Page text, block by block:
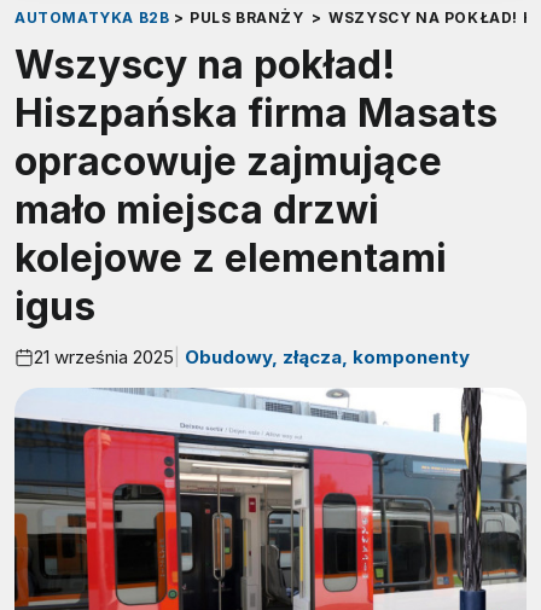
AUTOMATYKA B2B > PULS BRANŻY > WSZYSCY NA POKŁAD!
Wszyscy na pokład!
Hiszpańska firma Masats
opracowuje zajmujące
mało miejsca drzwi
kolejowe z elementami
igus
21 września 2025 Obudowy, złącza, komponenty